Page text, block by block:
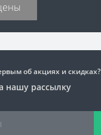
об акциях и скидках?
нашу рассылку